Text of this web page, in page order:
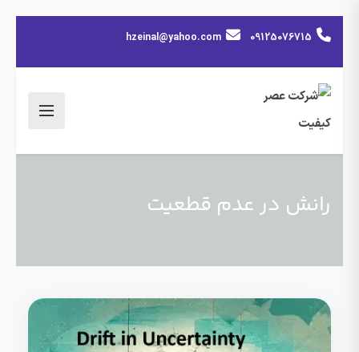
09125076715
hzeinal@yahoo.com
رانش در عدم قطعیت